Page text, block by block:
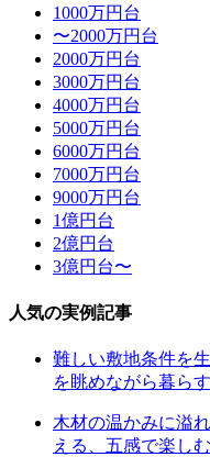
1000万円台
〜2000万円台
2000万円台
3000万円台
4000万円台
5000万円台
6000万円台
7000万円台
9000万円台
1億円台
2億円台
3億円台〜
人気の実例記事
難しい敷地条件を
を眺めながら暮ら
木材の温かみに溢
える、五感で楽し